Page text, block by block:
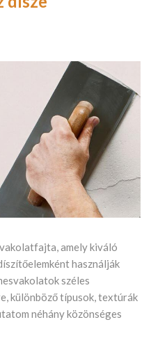
amely kiváló
használják
széles
különböző típusok, textúrák
néhány közönséges